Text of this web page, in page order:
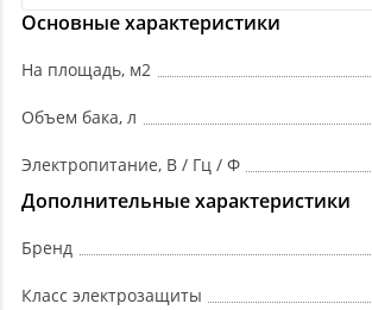
Основные характеристики
На площадь, м2
Объем бака, л
Электропитание, В / Гц / Ф
Дополнительные характеристики
Бренд
Класс электрозащиты